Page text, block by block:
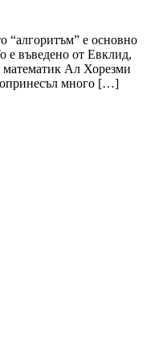
“алгоритъм” е основно
е въведено от Евклид,
математик Ал Хорезми
много […]